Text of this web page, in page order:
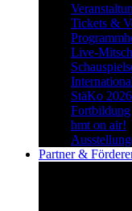
Tickets &
Live-
StäKo 2026
Fortbildung
hmt on air!
Partner &